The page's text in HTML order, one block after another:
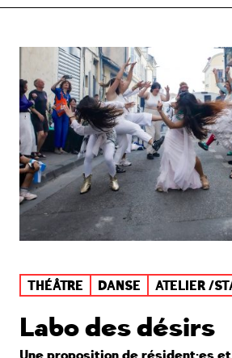
THÉÂTRE DANSE ATELIER /
Labo des désirs